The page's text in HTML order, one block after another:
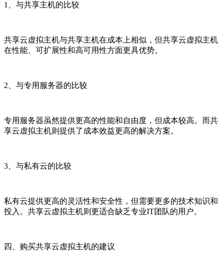
1、与共享主机的比较
共享云虚拟主机与共享主机在成本上相似，但共享云虚拟主机
在性能、可扩展性和高可用性方面更具优势。
2、与专用服务器的比较
专用服务器虽然提供更高的性能和自由度，但成本较高。而共
享云虚拟主机则提供了成本效益更高的解决方案。
3、与私有云的比较
私有云提供更高的灵活性和安全性，但需要更多的技术知识和
投入。共享云虚拟主机则更适合缺乏专业IT团队的用户。
四、购买共享云虚拟主机的建议